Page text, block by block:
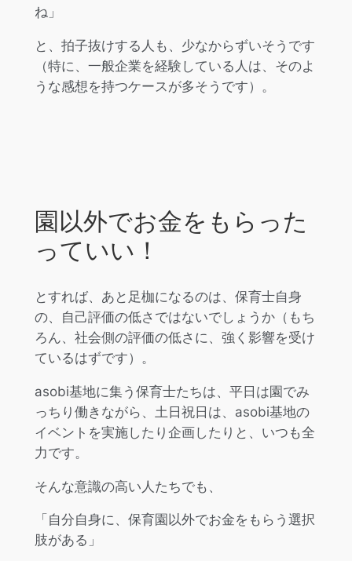
ね」
と、拍子抜けする人も、少なからずいそうです
（特に、一般企業を経験している人は、そのよ
うな感想を持つケースが多そうです）。
園以外でお金をもらった
っていい！
とすれば、あと足枷になるのは、保育士自身
の、自己評価の低さではないでしょうか（もち
ろん、社会側の評価の低さに、強く影響を受け
ているはずです）。
asobi基地に集う保育士たちは、平日は園でみ
っちり働きながら、土日祝日は、asobi基地の
イベントを実施したり企画したりと、いつも全
力です。
そんな意識の高い人たちでも、
「自分自身に、保育園以外でお金をもらう選択
肢がある」